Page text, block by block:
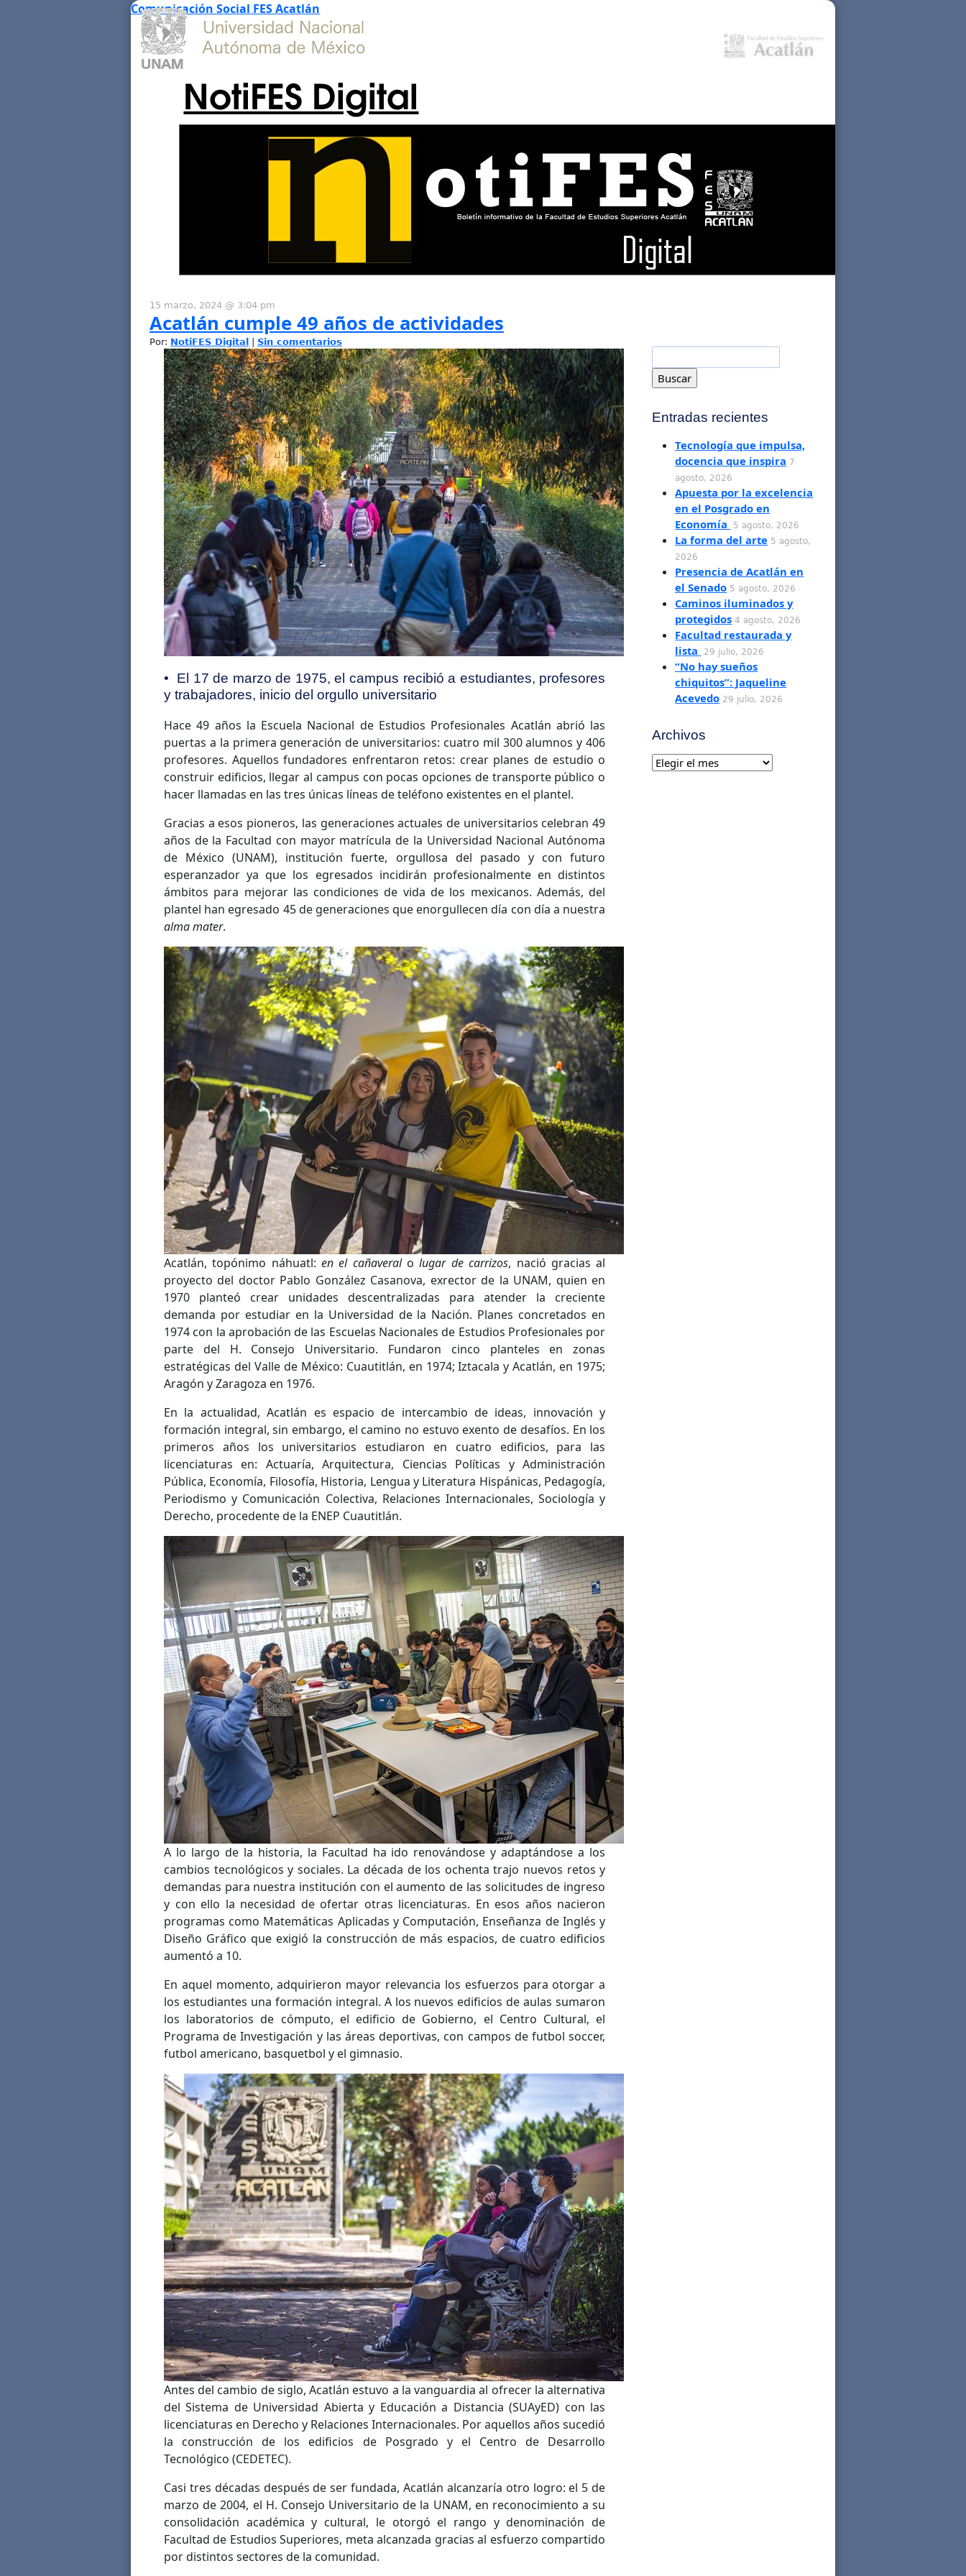
Comunicación Social FES Acatlán
NotiFES Digital
15 marzo, 2024 @ 3:04 pm
Acatlán cumple 49 años de actividades
Por: NotiFES Digital Sin comentarios
• El 17 de marzo de 1975, el campus recibió a estudiantes, profesores
y trabajadores, inicio del orgullo universitario
Hace 49 años la Escuela Nacional de Estudios Profesionales Acatlán abrió las
puertas a la primera generación de universitarios: cuatro mil 300 alumnos y 406
profesores. Aquellos fundadores enfrentaron retos: crear planes de estudio o
construir edificios, llegar al campus con pocas opciones de transporte público o
hacer llamadas en las tres únicas líneas de teléfono existentes en el plantel.
Gracias a esos pioneros, las generaciones actuales de universitarios celebran 49
años de la Facultad con mayor matrícula de la Universidad Nacional Autónoma
de México (UNAM), institución fuerte, orgullosa del pasado y con futuro
esperanzador ya que los egresados incidirán profesionalmente en distintos
ámbitos para mejorar las condiciones de vida de los mexicanos. Además, del
plantel han egresado 45 de generaciones que enorgullecen día con día a nuestra
alma mater.
Acatlán, topónimo náhuatl:en el cañaveralolugar de carrizos, nació gracias al
proyecto del doctor Pablo González Casanova, exrector de la UNAM, quien en
1970 planteó crear unidades descentralizadas para atender la creciente
demanda por estudiar en la Universidad de la Nación. Planes concretados en
1974 con la aprobación de las Escuelas Nacionales de Estudios Profesionales por
parte del H. Consejo Universitario. Fundaron cinco planteles en zonas
estratégicas del Valle de México: Cuautitlán, en 1974; Iztacala y Acatlán, en 1975;
Aragón y Zaragoza en 1976.
En la actualidad, Acatlán es espacio de intercambio de ideas, innovación y
formación integral, sin embargo, el camino no estuvo exento de desafíos. En los
primeros años los universitarios estudiaron en cuatro edificios, para las
licenciaturas en: Actuaría, Arquitectura, Ciencias Políticas y Administración
Pública, Economía, Filosofía, Historia, Lengua y Literatura Hispánicas, Pedagogía,
Periodismo y Comunicación Colectiva, Relaciones Internacionales, Sociología y
Derecho, procedente de la ENEP Cuautitlán.
A lo largo de la historia, la Facultad ha ido renovándose y adaptándose a los
cambios tecnológicos y sociales. La década de los ochenta trajo nuevos retos y
demandas para nuestra institución con el aumento de las solicitudes de ingreso
y con ello la necesidad de ofertar otras licenciaturas. En esos años nacieron
programas como Matemáticas Aplicadas y Computación, Enseñanza de Inglés y
Diseño Gráfico que exigió la construcción de más espacios, de cuatro edificios
aumentó a 10.
En aquel momento, adquirieron mayor relevancia los esfuerzos para otorgar a
los estudiantes una formación integral. A los nuevos edificios de aulas sumaron
los laboratorios de cómputo, el edificio de Gobierno, el Centro Cultural, el
Programa de Investigación y las áreas deportivas, con campos de futbol soccer,
futbol americano, basquetbol y el gimnasio.
Antes del cambio de siglo, Acatlán estuvo a la vanguardia al ofrecer la alternativa
del Sistema de Universidad Abierta y Educación a Distancia (SUAyED) con las
licenciaturas en Derecho y Relaciones Internacionales. Por aquellos años sucedió
la construcción de los edificios de Posgrado y el Centro de Desarrollo
Tecnológico (CEDETEC).
Casi tres décadas después de ser fundada, Acatlán alcanzaría otro logro: el 5 de
marzo de 2004, el H. Consejo Universitario de la UNAM, en reconocimiento a su
consolidación académica y cultural, le otorgó el rango y denominación de
Facultad de Estudios Superiores, meta alcanzada gracias al esfuerzo compartido
por distintos sectores de la comunidad.
Entradas recientes
Tecnología que impulsa,
docencia que inspira 7
agosto, 2026
Apuesta por la excelencia
en el Posgrado en
Economía
5 agosto, 2026
La forma del arte 5 agosto,
2026
Presencia de Acatlán en
el Senado 5 agosto, 2026
Caminos iluminados y
protegidos 4 agosto, 2026
Facultad restaurada y
lista
29 julio, 2026
“No hay sueños
chiquitos”: Jaqueline
Acevedo 29 julio, 2026
Archivos
Archivos